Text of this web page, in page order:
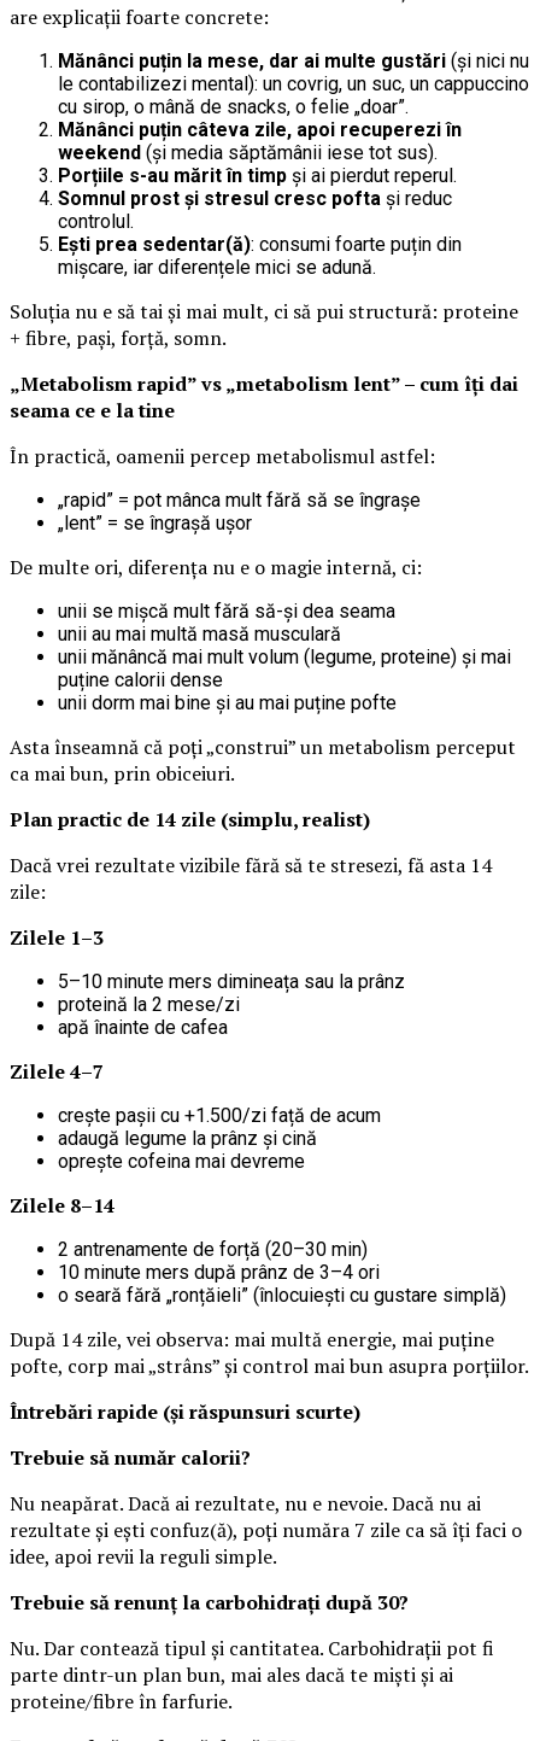
are explicații foarte concrete:
Mănânci puțin la mese, dar ai multe gustări (și nici nu
le contabilizezi mental): un covrig, un suc, un cappuccino
cu sirop, o mână de snacks, o felie „doar”.
Mănânci puțin câteva zile, apoi recuperezi în
weekend (și media săptămânii iese tot sus).
Porțiile s-au mărit în timp și ai pierdut reperul.
Somnul prost și stresul cresc pofta și reduc
controlul.
Ești prea sedentar(ă): consumi foarte puțin din
mișcare, iar diferențele mici se adună.
Soluția nu e să tai și mai mult, ci să pui structură: proteine
+ fibre, pași, forță, somn.
„Metabolism rapid” vs „metabolism lent” – cum îți dai
seama ce e la tine
În practică, oamenii percep metabolismul astfel:
„rapid” = pot mânca mult fără să se îngrașe
„lent” = se îngrașă ușor
De multe ori, diferența nu e o magie internă, ci:
unii se mișcă mult fără să-și dea seama
unii au mai multă masă musculară
unii mănâncă mai mult volum (legume, proteine) și mai
puține calorii dense
unii dorm mai bine și au mai puține pofte
Asta înseamnă că poți „construi” un metabolism perceput
ca mai bun, prin obiceiuri.
Plan practic de 14 zile (simplu, realist)
Dacă vrei rezultate vizibile fără să te stresezi, fă asta 14
zile:
Zilele 1–3
5–10 minute mers dimineața sau la prânz
proteină la 2 mese/zi
apă înainte de cafea
Zilele 4–7
crește pașii cu +1.500/zi față de acum
adaugă legume la prânz și cină
oprește cofeina mai devreme
Zilele 8–14
2 antrenamente de forță (20–30 min)
10 minute mers după prânz de 3–4 ori
o seară fără „ronțăieli” (înlocuiești cu gustare simplă)
După 14 zile, vei observa: mai multă energie, mai puține
pofte, corp mai „strâns” și control mai bun asupra porțiilor.
Întrebări rapide (și răspunsuri scurte)
Trebuie să număr calorii?
Nu neapărat. Dacă ai rezultate, nu e nevoie. Dacă nu ai
rezultate și ești confuz(ă), poți număra 7 zile ca să îți faci o
idee, apoi revii la reguli simple.
Trebuie să renunț la carbohidrați după 30?
Nu. Dar contează tipul și cantitatea. Carbohidrații pot fi
parte dintr-un plan bun, mai ales dacă te miști și ai
proteine/fibre în farfurie.